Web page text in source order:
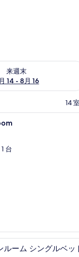
来週末
14 - 8月 16
月 16 の空室状況をチ
14
バー 1 室のベッド
台
バー 1 室のベッド
ルーム シングルベッ